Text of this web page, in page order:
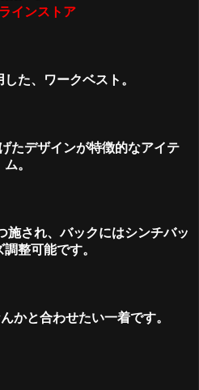
インストア
た、ワークベスト。
たデザインが特徴的なアイテ
ム。
施され、バックにはシンチバッ
整可能です。
かと合わせたい一着です。